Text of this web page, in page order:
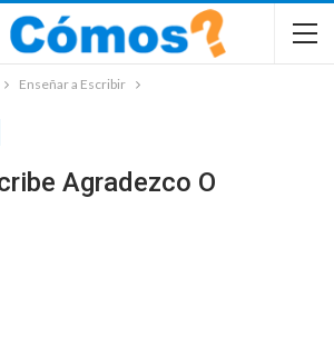
Enseñar a Escribir
Agradezco O